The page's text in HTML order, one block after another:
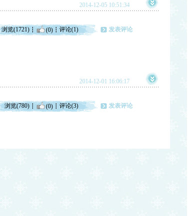
2014-12-05 10:51:34
浏览(1721) (0) 评论(1) 发表评论
2014-12-01 16:06:17
浏览(780) (0) 评论(3) 发表评论